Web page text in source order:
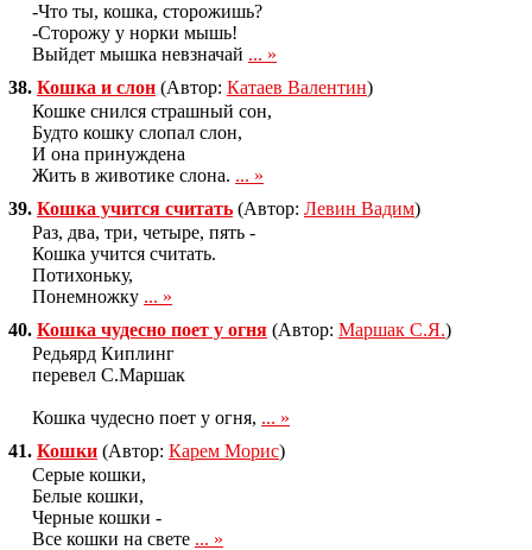
-Что ты, кошка, сторожишь?
-Сторожу у норки мышь!
Выйдет мышка невзначай ... »
38. Кошка и слон (Автор: Катаев Валентин)
Кошке снился страшный сон,
Будто кошку слопал слон,
И она принуждена
Жить в животике слона. ... »
39. Кошка учится считать (Автор: Левин Вадим)
Раз, два, три, четыре, пять -
Кошка учится считать.
Потихоньку,
Понемножку ... »
40. Кошка чудесно поет у огня (Автор: Маршак С.Я.)
Редьярд Киплинг
перевел С.Маршак
Кошка чудесно поет у огня, ... »
41. Кошки (Автор: Карем Морис)
Сеpые кошки,
Белые кошки,
Чеpные кошки -
Все кошки на свете ... »